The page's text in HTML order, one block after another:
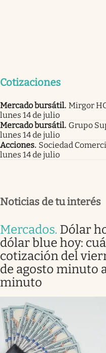
Cotizaciones
Mercado bursátil. Mirgor
lunes 14 de julio
Mercado bursátil. Grupo
lunes 14 de julio
Acciones. Sociedad
lunes 14 de julio
Noticias de tu interés
Mercados. Dólar
dólar blue hoy:
cotización del
de agosto minuto
minuto